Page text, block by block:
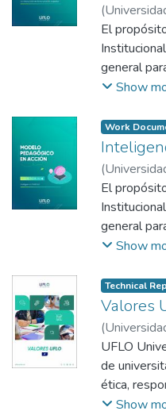
(
Analía
Vega,
El
general
principios y
aprendizaje
Flores.
Show
Work
(
Analía
Vega,
Gastón;
El
general
principios y
aprendizaje
Flores.
Show
Technical
Valores
(
de Flores
UFLO
de
ética,
de laShow